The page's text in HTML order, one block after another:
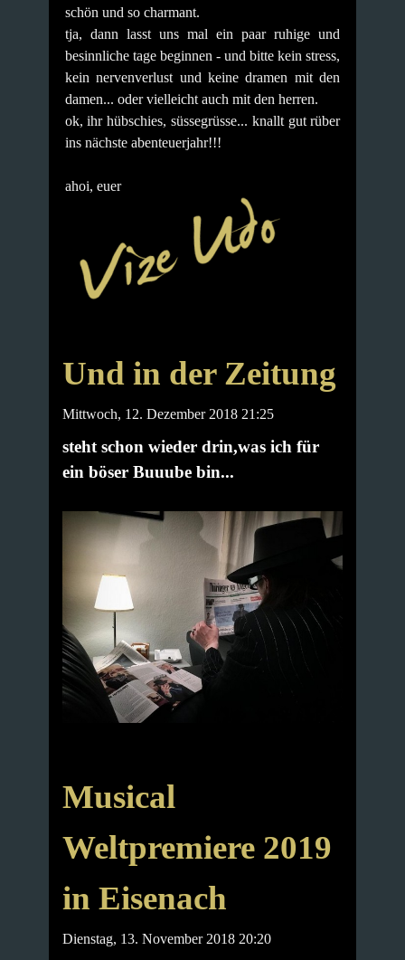
schön und so charmant.
tja, dann lasst uns mal ein paar ruhige und
besinnliche tage beginnen - und bitte kein stress,
kein nervenverlust und keine dramen mit den
damen... oder vielleicht auch mit den herren.
ok, ihr hübschies, süssegrüsse... knallt gut rüber
ins nächste abenteuerjahr!!!
ahoi, euer
Und in der Zeitung
Mittwoch, 12. Dezember 2018 21:25
steht schon wieder drin,was ich für
ein böser Buuube bin...
Musical
Weltpremiere 2019
in Eisenach
Dienstag, 13. November 2018 20:20